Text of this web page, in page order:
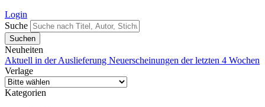
Login
Suche
Neuheiten
Aktuell in der Auslieferung Neuerscheinungen der letzten 4 Wochen
Verlage
Kategorien